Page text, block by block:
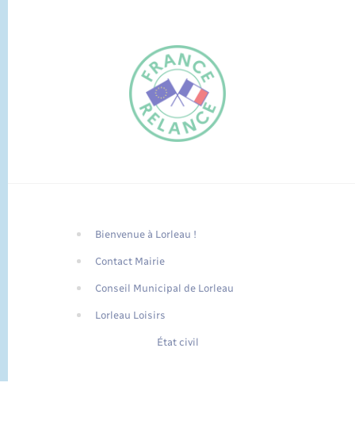
Traduction du
FR
Bienvenue à Lorleau !
Contact Mairie
Conseil Municipal de Lorleau
Lorleau Loisirs
État civil